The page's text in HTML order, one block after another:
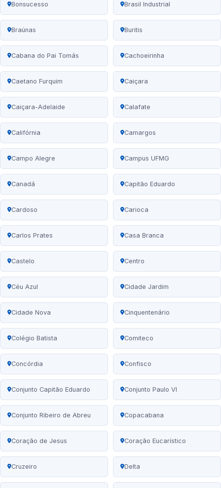
Bonsucesso Brasil Industrial
Braúnas Buritis
Cabana do Pai Tomás Cachoeirinha
Caetano Furquim Caiçara
Caiçara-Adelaide Calafate
Califórnia Camargos
Campo Alegre Campus UFMG
Canadá Capitão Eduardo
Cardoso Carioca
Carlos Prates Casa Branca
Castelo Centro
Céu Azul Cidade Jardim
Cidade Nova Cinquentenário
Colégio Batista Comiteco
Concórdia Confisco
Conjunto Capitão Eduardo Conjunto Paulo VI
Conjunto Ribeiro de Abreu Copacabana
Coração de Jesus Coração Eucarístico
Cruzeiro Delta